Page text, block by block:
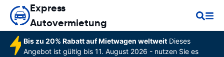
Express
Autovermietung
Bis zu 20% Rabatt auf Mietwagen weltweitDieses
Angebot ist gültig bis 11. August 2026 - nutzen Sie es